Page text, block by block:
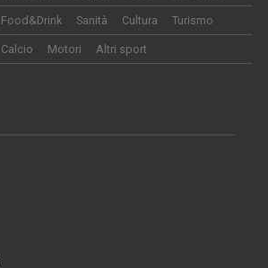
Food&Drink Sanità Cultura Turismo
Calcio Motori Altri sport